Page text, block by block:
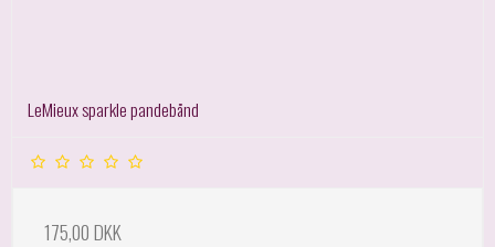
LeMieux sparkle pandebånd
175,00 DKK